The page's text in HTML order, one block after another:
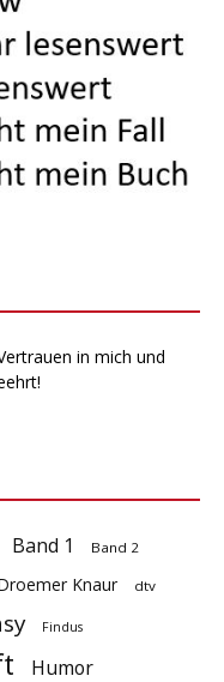
in mich und
Band 1 Band 2
Knaur dtv
Findus
Humor